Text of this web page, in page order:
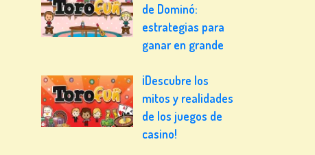
de Dominó:
estrategias para
ganar en grande
¡Descubre los
mitos y realidades
de los juegos de
casino!